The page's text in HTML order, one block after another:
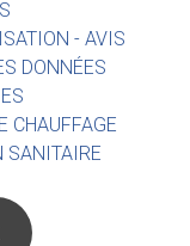
- AVIS
DONNÉES
CHAUFFAGE
SANITAIRE